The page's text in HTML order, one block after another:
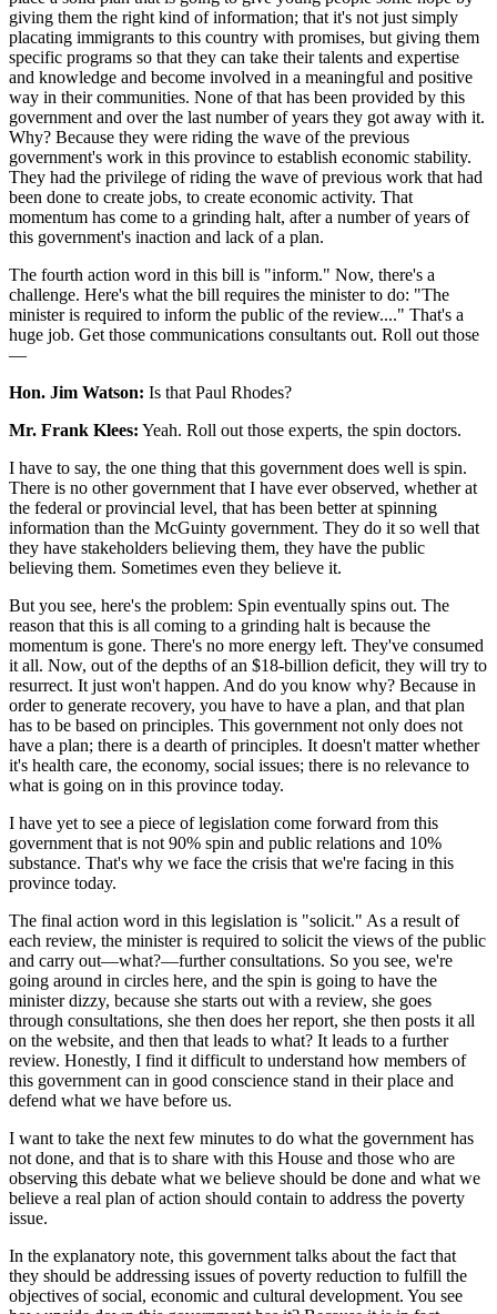
giving them the right kind of information; that it's not just simply
placating immigrants to this country with promises, but giving them
specific programs so that they can take their talents and expertise
and knowledge and become involved in a meaningful and positive
way in their communities. None of that has been provided by this
government and over the last number of years they got away with it.
Why? Because they were riding the wave of the previous
government's work in this province to establish economic stability.
They had the privilege of riding the wave of previous work that had
been done to create jobs, to create economic activity. That
momentum has come to a grinding halt, after a number of years of
this government's inaction and lack of a plan.
The fourth action word in this bill is "inform." Now, there's a
challenge. Here's what the bill requires the minister to do: "The
minister is required to inform the public of the review...." That's a
huge job. Get those communications consultants out. Roll out those
—
Hon. Jim Watson: Is that Paul Rhodes?
Mr. Frank Klees: Yeah. Roll out those experts, the spin doctors.
I have to say, the one thing that this government does well is spin.
There is no other government that I have ever observed, whether at
the federal or provincial level, that has been better at spinning
information than the McGuinty government. They do it so well that
they have stakeholders believing them, they have the public
believing them. Sometimes even they believe it.
But you see, here's the problem: Spin eventually spins out. The
reason that this is all coming to a grinding halt is because the
momentum is gone. There's no more energy left. They've consumed
it all. Now, out of the depths of an $18-billion deficit, they will try to
resurrect. It just won't happen. And do you know why? Because in
order to generate recovery, you have to have a plan, and that plan
has to be based on principles. This government not only does not
have a plan; there is a dearth of principles. It doesn't matter whether
it's health care, the economy, social issues; there is no relevance to
what is going on in this province today.
I have yet to see a piece of legislation come forward from this
government that is not 90% spin and public relations and 10%
substance. That's why we face the crisis that we're facing in this
province today.
The final action word in this legislation is "solicit." As a result of
each review, the minister is required to solicit the views of the public
and carry out—what?—further consultations. So you see, we're
going around in circles here, and the spin is going to have the
minister dizzy, because she starts out with a review, she goes
through consultations, she then does her report, she then posts it all
on the website, and then that leads to what? It leads to a further
review. Honestly, I find it difficult to understand how members of
this government can in good conscience stand in their place and
defend what we have before us.
I want to take the next few minutes to do what the government has
not done, and that is to share with this House and those who are
observing this debate what we believe should be done and what we
believe a real plan of action should contain to address the poverty
issue.
In the explanatory note, this government talks about the fact that
they should be addressing issues of poverty reduction to fulfill the
objectives of social, economic and cultural development. You see